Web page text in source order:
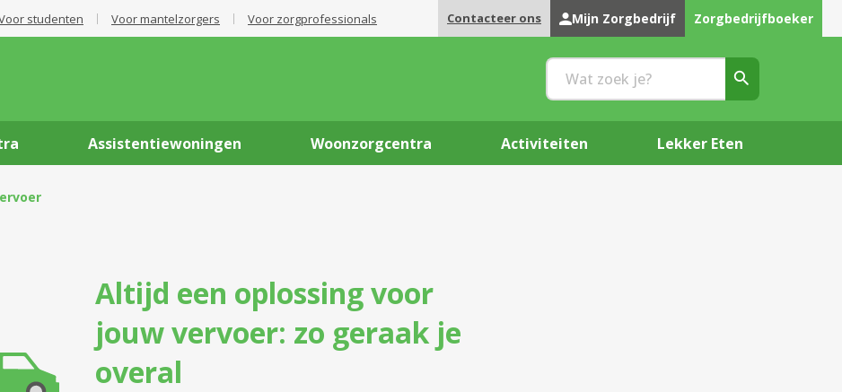
studenten Voor mantelzorgers Voor zorgprofessionals Contacteer ons Mijn Zorgbedrijf Zorgbedrijfboeker
Assistentiewoningen Woonzorgcentra Activiteiten Lekker Eten
Altijd een oplossing voor
jouw vervoer: zo geraak je
overal